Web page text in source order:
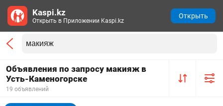
Объявления по запросу макияж в
Усть-Каменогорске
19 объявлений
Kaspi.kz
Открыть в Приложении Kaspi.kz
Открыть